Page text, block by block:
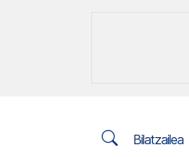
Bilatzailea